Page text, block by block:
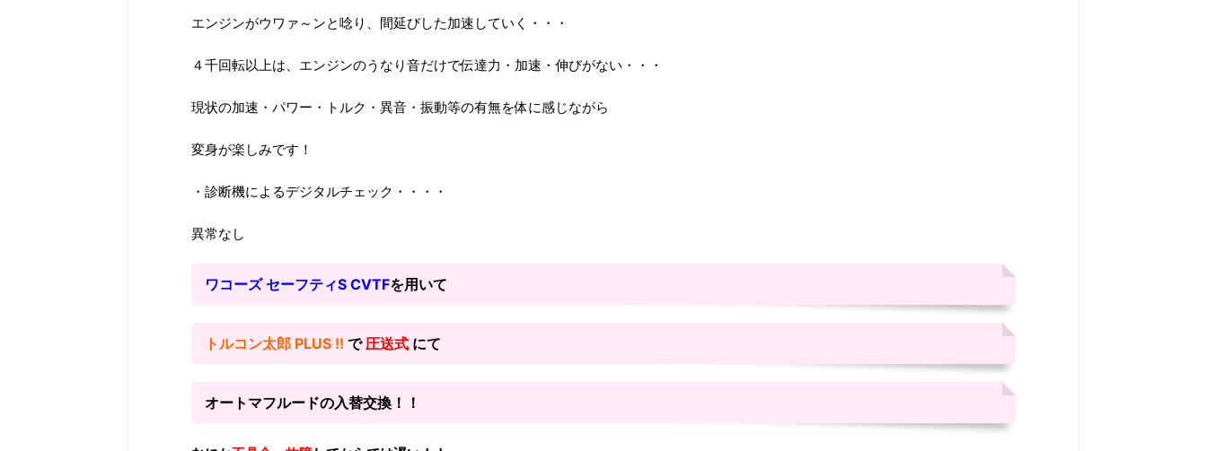
エンジンがウワァ～ンと唸り、間延びした加速していく・・・
４千回転以上は、エンジンのうなり音だけで伝達力・加速・伸びがない・・・
現状の加速・パワー・トルク・異音・振動等の有無を体に感じながら
変身が楽しみです！
・診断機によるデジタルチェック・・・・
異常なし
ワコーズ セーフティS CVTFを用いて
トルコン太郎 PLUS !! で圧送式 にて
オートマフルードの入替交換！！